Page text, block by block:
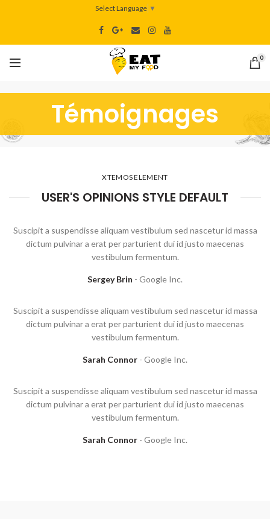
Select Language ▼
0
Témoignages
XTEMOS ELEMENT
USER'S OPINIONS STYLE DEFAULT
Suscipit a suspendisse aliquam vestibulum sed nascetur id massa
dictum pulvinar a erat per parturient dui id justo maecenas
vestibulum fermentum.
Sergey Brin Google Inc.
Suscipit a suspendisse aliquam vestibulum sed nascetur id massa
dictum pulvinar a erat per parturient dui id justo maecenas
vestibulum fermentum.
Sarah Connor Google Inc.
Suscipit a suspendisse aliquam vestibulum sed nascetur id massa
dictum pulvinar a erat per parturient dui id justo maecenas
vestibulum fermentum.
Sarah Connor Google Inc.